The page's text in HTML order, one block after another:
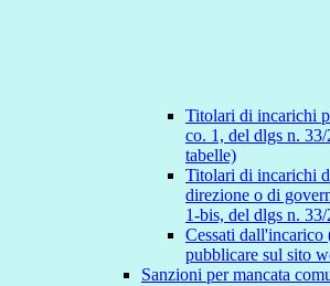
Titolari di incarichi
co. 1, del dlgs n.
tabelle)
Titolari di incarichi
direzione o di
1-bis, del dlgs n.
Cessati dall'incarico
pubblicare sul sito
Sanzioni per mancata